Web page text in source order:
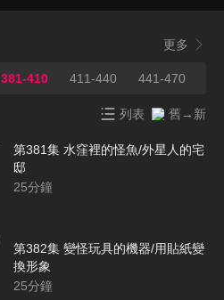
更多
381-410 411-440 441-470
列表 舊→新
第381集 水窪裡的怪魚/外星人的宅
邸
25分鐘
第382集 變怪玩具的機器/用貼紙變
換形象
25分鐘